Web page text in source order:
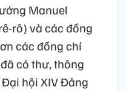
Manuel
rô) và các đồng
các đồng chí
có thư, thông
hội XIV Đảng